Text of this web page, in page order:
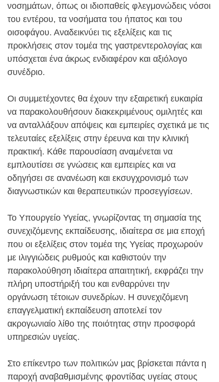
νοσημάτων, όπως οι ιδιοπαθείς φλεγμονώδεις νόσοι
του εντέρου, τα νοσήματα του ήπατος και του
οισοφάγου. Αναδεικνύει τις εξελίξεις και τις
προκλήσεις στον τομέα της γαστρεντερολογίας και
υπόσχεται ένα άκρως ενδιαφέρον και αξιόλογο
συνέδριο.
Οι συμμετέχοντες θα έχουν την εξαιρετική ευκαιρία
να παρακολουθήσουν διακεκριμένους ομιλητές και
να ανταλλάξουν απόψεις και εμπειρίες σχετικά με τις
τελευταίες εξελίξεις στην έρευνα και την κλινική
πρακτική. Κάθε παρουσίαση αναμένεται να
εμπλουτίσει σε γνώσεις και εμπειρίες και να
οδηγήσει σε ανανέωση και εκσυγχρονισμό των
διαγνωστικών και θεραπευτικών προσεγγίσεων.
Το Υπουργείο Υγείας, γνωρίζοντας τη σημασία της
συνεχιζόμενης εκπαίδευσης, ιδιαίτερα σε μια εποχή
που οι εξελίξεις στον τομέα της Υγείας προχωρούν
με ιλιγγιώδεις ρυθμούς και καθιστούν την
παρακολούθηση ιδιαίτερα απαιτητική, εκφράζει την
πλήρη υποστήριξή του και ενθαρρύνει την
οργάνωση τέτοιων συνεδρίων. Η συνεχιζόμενη
επαγγελματική εκπαίδευση αποτελεί τον
ακρογωνιαίο λίθο της ποιότητας στην προσφορά
υπηρεσιών υγείας.
Στο επίκεντρο των πολιτικών μας βρίσκεται πάντα η
παροχή αναβαθμισμένης φροντίδας υγείας στους